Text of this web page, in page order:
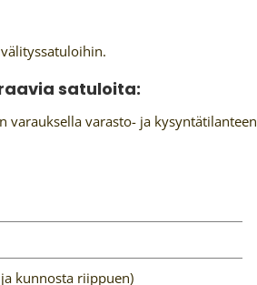
satuloita:
varasto- ja kysyntätilanteen
kunnosta riippuen)